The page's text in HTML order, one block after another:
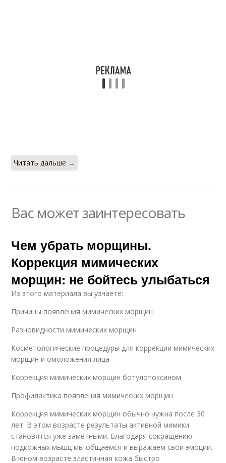
Читать дальше →
Вас может заинтересовать
Чем убрать морщины.
Коррекция мимических
морщин: не бойтесь улыбаться
Из этого материала вы узнаете:
Причины появления мимических морщин
Разновидности мимических морщин
Косметологические процедуры для коррекции мимических
морщин и омоложения лица
Коррекция мимических морщин ботулотоксином
Профилактика появления мимических морщин
Коррекция мимических морщин обычно нужна после 30
лет. В этом возрасте результаты активной мимики
становятся уже заметными. Благодаря сокращению
подкожных мышц мы общаемся и выражаем свои эмоции.
В юном возрасте эластичная кожа быстро